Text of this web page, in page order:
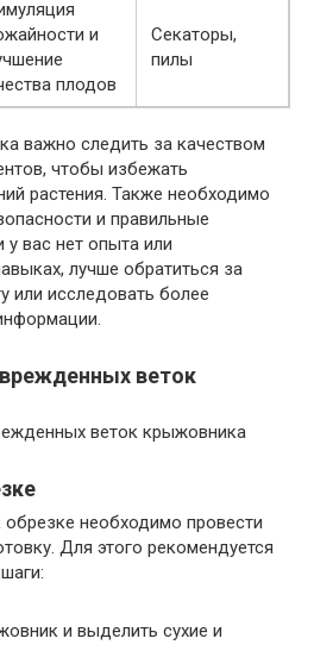
и
плодов
Секаторы,
пилы
важно следить за качеством
чтобы избежать
растения. Также необходимо
и правильные
у вас нет опыта или
лучше обратиться за
или исследовать более
веток
необходимо провести
Для этого рекомендуется
и выделить сухие и